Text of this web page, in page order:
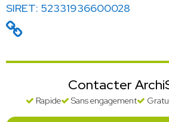
SIRET: 52331936600028
Contacter
Rapide Sans engagement